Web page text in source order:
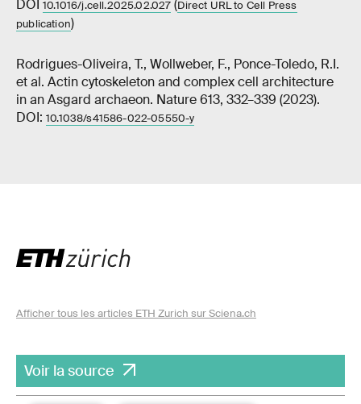
DOI 10.1016/j.cell.2025.02.027 (Direct URL to Cell Press
publication)
Rodrigues-Oliveira, T., Wollweber, F., Ponce-Toledo, R.I.
et al. Actin cytoskeleton and complex cell architecture
in an Asgard archaeon. Nature 613, 332–339 (2023).
DOI: 10.1038/s41586-022-05550-y
Afficher tous les articles ETH Zurich sur Sciena.ch
Voir la source